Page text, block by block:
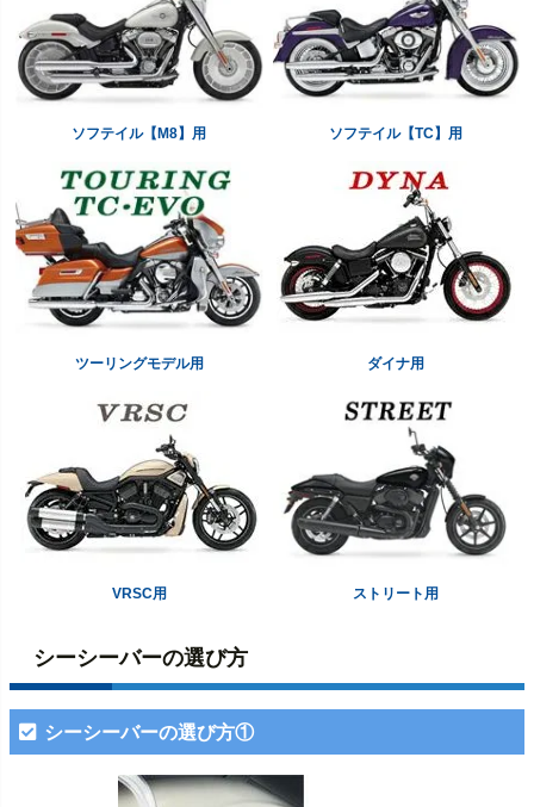
ソフテイル【M8】用 ソフテイル【TC】用
ツーリングモデル用 ダイナ用
VRSC用 ストリート用
シーシーバーの選び方
シーシーバーの選び方①